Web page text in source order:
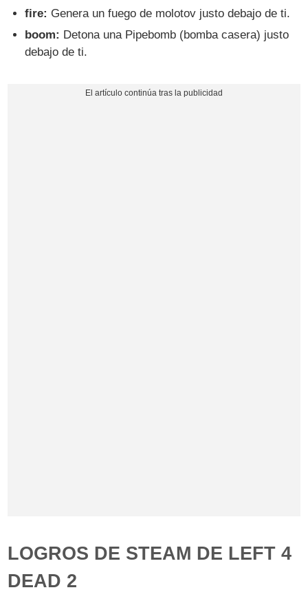
fire: Genera un fuego de molotov justo debajo de ti.
boom: Detona una Pipebomb (bomba casera) justo
debajo de ti.
LOGROS DE STEAM DE LEFT 4
DEAD 2